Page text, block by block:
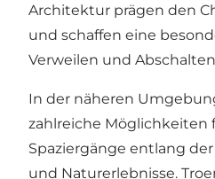
Architektur prägen den
und schaffen eine
Verweilen und
In der näheren
zahlreiche Möglichkeiten
Spaziergänge entlang
und Naturerlebnisse.